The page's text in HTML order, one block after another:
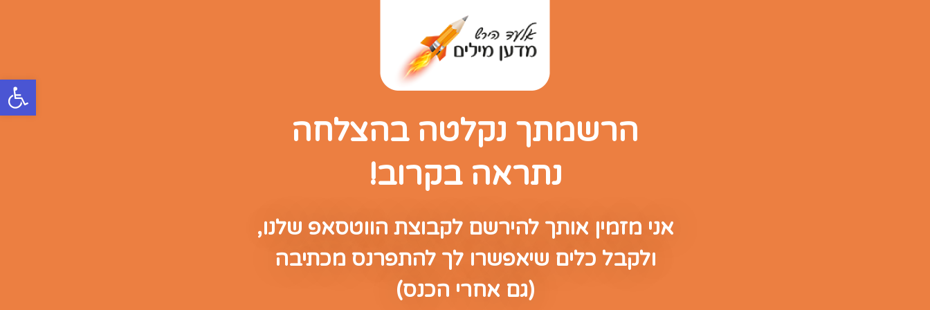
פתח
הרשמתך נקלטה בהצלחה
נתראה בקרוב!
אני מזמין אותך להירשם לקבוצת הווטסאפ שלנו,
ולקבל כלים שיאפשרו לך להתפרנס מכתיבה
(גם אחרי הכנס)